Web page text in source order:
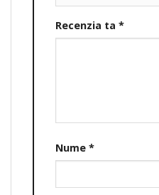
Recenzia ta *
Nume *